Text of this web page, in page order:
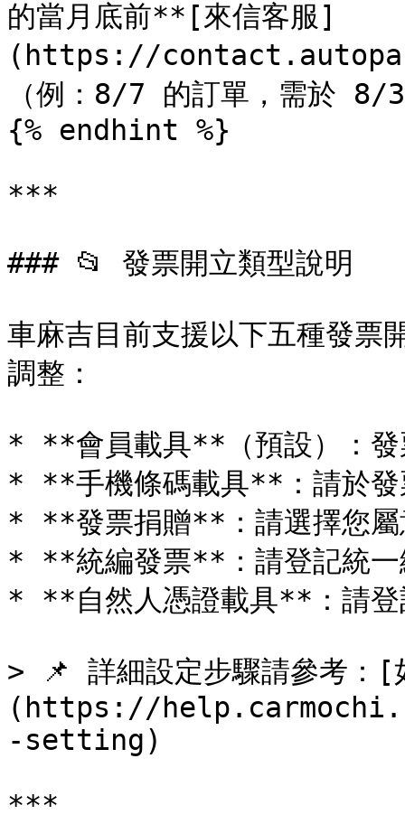
的當月底前**[來信客服]
(https://
（例：8/7 的訂單，需於 8/
{% endhint %}
***
### 📂 發票開立類型說明
車麻吉目前支援以下五種發票
調整：
* **會員載具**（預設）：發
* **手機條碼載具**：請於發
* **發票捐贈**：請選擇您屬
* **統編發票**：請登記統一
* **自然人憑證載具**：請登
> 📌 詳細設定步驟請參考：[
(https://
-setting)
***